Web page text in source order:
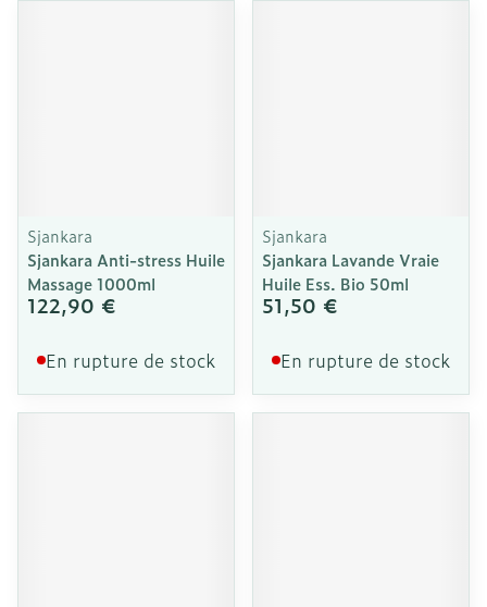
Sjankara
Sjankara Anti-stress Huile
Massage 1000ml
122,90 €
En rupture de stock
Sjankara
Sjankara Lavande Vraie
Huile Ess. Bio 50ml
51,50 €
En rupture de stock